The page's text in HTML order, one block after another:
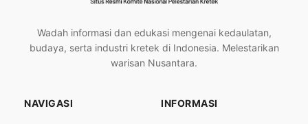
Wadah informasi dan edukasi mengenai kedaulatan,
budaya, serta industri kretek di Indonesia. Melestarikan
warisan Nusantara.
NAVIGASI INFORMASI